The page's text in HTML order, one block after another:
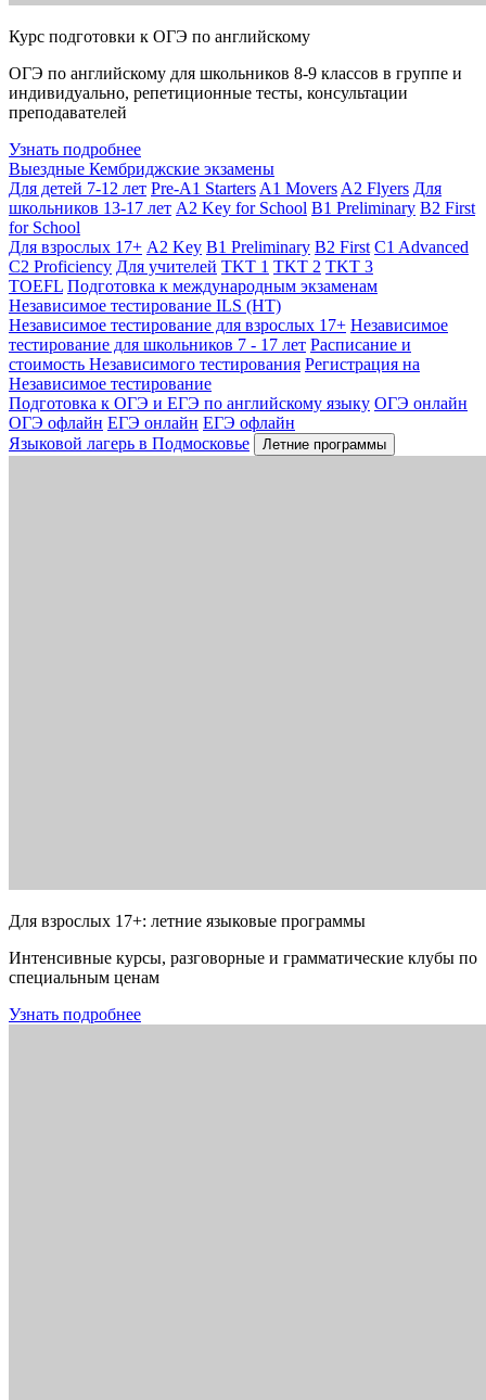
Курс подготовки к ОГЭ по английскому
ОГЭ по английскому для школьников 8-9 классов в группе и
индивидуально, репетиционные тесты, консультации
преподавателей
Узнать подробнее
Выездные Кембриджские экзамены
Для детей 7-12 лет Pre-A1 Starters A1 Movers A2 Flyers Для
школьников 13-17 лет A2 Key for School B1 Preliminary B2 First
for School
Для взрослых 17+ A2 Key B1 Preliminary B2 First C1 Advanced
C2 Proficiency Для учителей TKT 1 TKT 2 TKT 3
TOEFL Подготовка к международным экзаменам
Независимое тестирование ILS (НТ)
Независимое тестирование для взрослых 17+ Независимое
тестирование для школьников 7 - 17 лет Расписание и
стоимость Независимого тестирования Регистрация на
Независимое тестирование
Подготовка к ОГЭ и ЕГЭ по английскому языку ОГЭ онлайн
ОГЭ офлайн ЕГЭ онлайн ЕГЭ офлайн
Языковой лагерь в Подмосковье
Летние программы
Для взрослых 17+: летние языковые программы
Интенсивные курсы, разговорные и грамматические клубы по
специальным ценам
Узнать подробнее